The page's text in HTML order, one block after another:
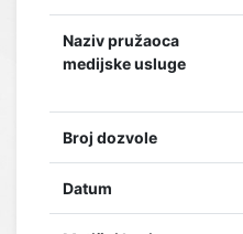
Naziv pružaoca
medijske usluge
Broj dozvole
Datum